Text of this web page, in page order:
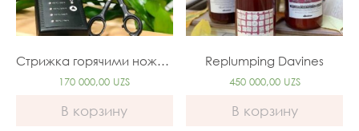
Стрижка горячими ножницами
170 000,00 UZS
В корзину
Replumping Davines
450 000,00 UZS
В корзину